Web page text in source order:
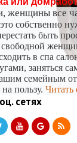
женщины все
собственно
быть
свободной
в спа
заняться
семейным
на пользу. Читать
сетях